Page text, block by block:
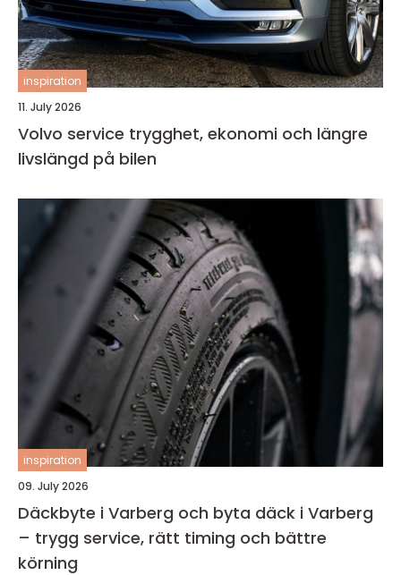
inspiration
11. July 2026
Volvo service trygghet, ekonomi och längre
livslängd på bilen
inspiration
09. July 2026
Däckbyte i Varberg och byta däck i Varberg
– trygg service, rätt timing och bättre
körning